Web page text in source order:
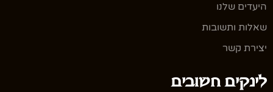
היעדים שלנו
שאלות ותשובות
יצירת קשר
לינקים חשובים